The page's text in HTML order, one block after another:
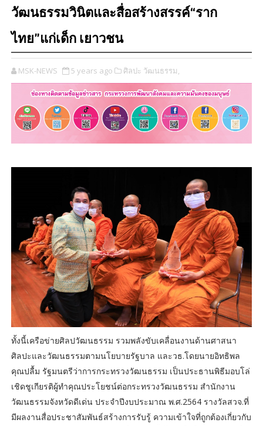
วัฒนธรรมวินิตและสื่อสร้างสรรค์“ราก
ไทย”แก่เด็ก เยาวชน
MSK-NEWS 5 years ago ศิลปะ วัฒนธรรม,
ทั้งนี้เครือข่ายศิลปวัฒนธรรม รวมพลังขับเคลื่อนงานด้านศาสนา
ศิลปะและวัฒนธรรมตามนโยบายรัฐบาล และวธ.โดยนายอิทธิพล
คุณปลื้ม รัฐมนตรีว่าการกระทรวงวัฒนธรรม เป็นประธานพิธีมอบโล่
เชิดชูเกียรติผู้ทำคุณประโยชน์ต่อกระทรวงวัฒนธรรม สำนักงาน
วัฒนธรรมจังหวัดดีเด่น ประจำปีงบประมาณ พ.ศ.2564 รางวัลสวจ.ที่
มีผลงานสื่อประชาสัมพันธ์สร้างการรับรู้ ความเข้าใจที่ถูกต้องเกี่ยวกับ